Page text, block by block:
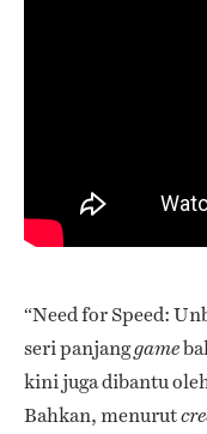
“Need for Speed:
seri panjanggame
kini juga dibantu
Bahkan, menurut